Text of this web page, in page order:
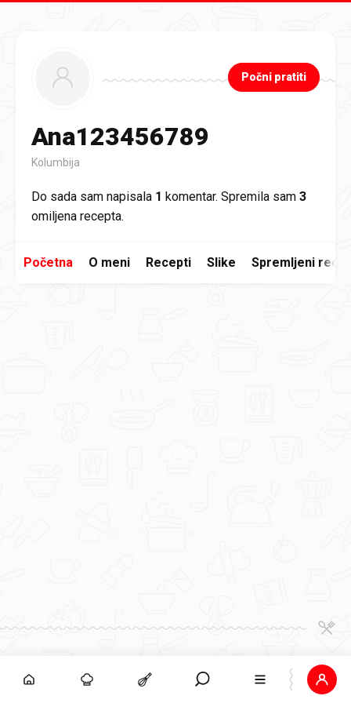
Ana123456789
Kolumbija
Počni pratiti
Do sada sam napisala 1 komentar. Spremila sam 3
omiljena recepta.
Početna O meni Recepti Slike Spremljeni